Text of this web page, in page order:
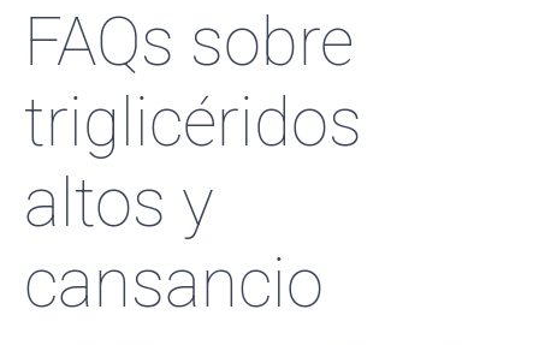
FAQs sobre
triglicéridos
altos y
cansancio